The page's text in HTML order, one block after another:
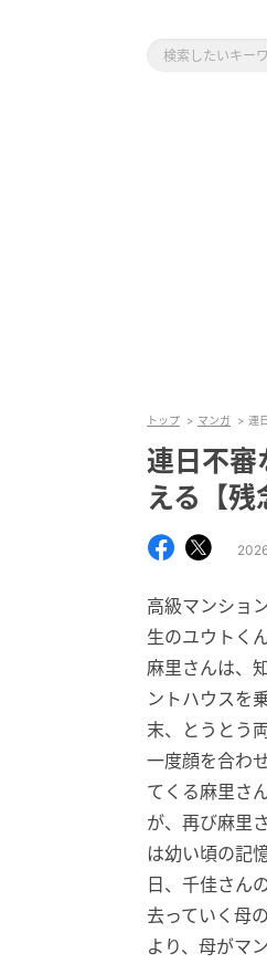
トップ マンガ 連
連日不審
える【残
高級マンショ
生のユウトく
麻里さんは、
ントハウスを
末、とうとう
一度顔を合わ
てくる麻里さ
が、再び麻里
は幼い頃の記
日、千佳さん
去っていく母
より、母がマ